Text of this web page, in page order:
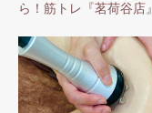
ら！筋トレ『茗荷谷店』